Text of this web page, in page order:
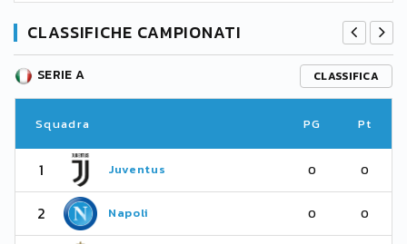
CLASSIFICHE CAMPIONATI
SERIE A CLASSIFICA
Squadra PG Pt
1 Juventus 0 0
2 Napoli 0 0